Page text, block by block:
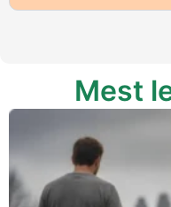
Mest